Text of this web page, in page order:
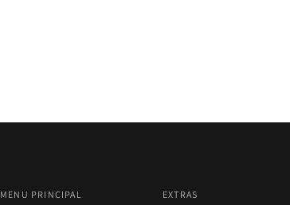
MENU PRINCIPAL EXTRAS